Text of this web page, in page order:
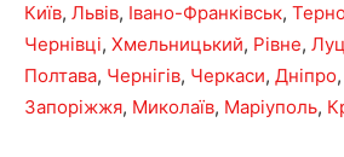
Київ, Львів, Івано-Франківськ,
Чернівці, Хмельницький, Рівне,
Полтава, Чернігів, Черкаси, Дніпро,
Запоріжжя, Миколаїв, Маріуполь,